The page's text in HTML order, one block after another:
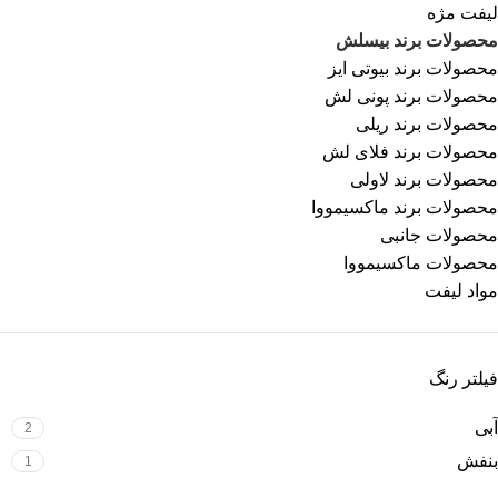
لیفت مژه
محصولات برند بیسلش
محصولات برند بیوتی ایز
محصولات برند پونی لش
محصولات برند ریلی
محصولات برند فلای لش
محصولات برند لاولی
محصولات برند ماکسیمووا
محصولات جانبی
محصولات ماکسیمووا
مواد لیفت
فیلتر رنگ
آبی 2
بنفش 1